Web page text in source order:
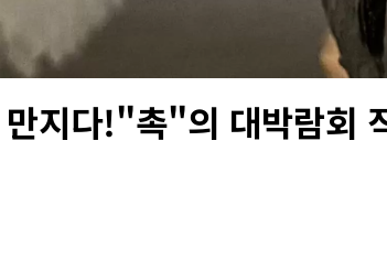
지다!"촉"의 대박람회